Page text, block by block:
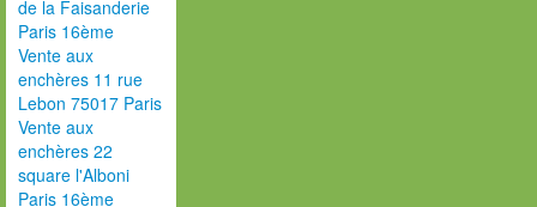
de la Faisanderie
Paris 16ème
Vente aux
enchères 11 rue
Lebon 75017 Paris
Vente aux
enchères 22
square l'Alboni
Paris 16ème